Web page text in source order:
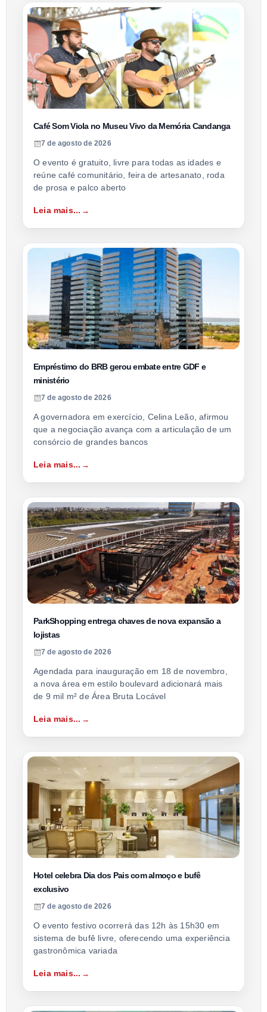
Café Som Viola no Museu Vivo da Memória Candanga
7 de agosto de 2026
O evento é gratuito, livre para todas as idades e
reúne café comunitário, feira de artesanato, roda
de prosa e palco aberto
Leia mais...
Empréstimo do BRB gerou embate entre GDF e
ministério
7 de agosto de 2026
A governadora em exercício, Celina Leão, afirmou
que a negociação avança com a articulação de um
consórcio de grandes bancos
Leia mais...
ParkShopping entrega chaves de nova expansão a
lojistas
7 de agosto de 2026
Agendada para inauguração em 18 de novembro,
a nova área em estilo boulevard adicionará mais
de 9 mil m² de Área Bruta Locável
Leia mais...
Hotel celebra Dia dos Pais com almoço e bufê
exclusivo
7 de agosto de 2026
O evento festivo ocorrerá das 12h às 15h30 em
sistema de bufê livre, oferecendo uma experiência
gastronômica variada
Leia mais...